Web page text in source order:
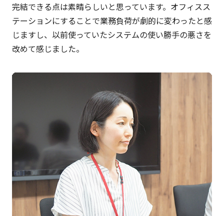
完結できる点は素晴らしいと思っています。オフィスス
テーションにすることで業務負荷が劇的に変わったと感
じますし、以前使っていたシステムの使い勝手の悪さを
改めて感じました。